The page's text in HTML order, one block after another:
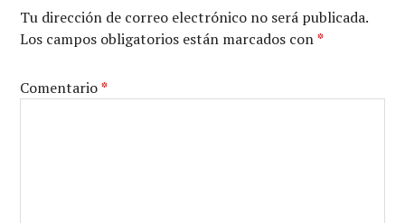
Tu dirección de correo electrónico no será publicada.
Los campos obligatorios están marcados con*
Comentario*